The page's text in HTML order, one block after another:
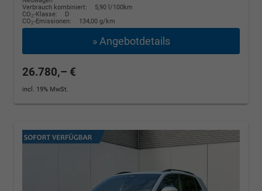
Verbrauch kombiniert:
5,90 l/100km
CO2-Klasse:
D
CO2-Emissionen: 134,00 g/km
» Angebotdetails
26.780,– €
incl. 19% MwSt.